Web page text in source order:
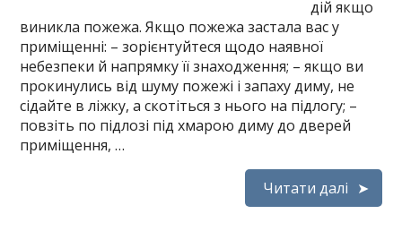
дій якщо
виникла пожежа. Якщо пожежа застала вас у
приміщенні: – зорієнтуйтеся щодо наявної
небезпеки й напрямку її знаходження; – якщо ви
прокинулись від шуму пожежі і запаху диму, не
сідайте в ліжку, а скотіться з нього на підлогу; –
повзіть по підлозі під хмарою диму до дверей
приміщення, …
Читати далі